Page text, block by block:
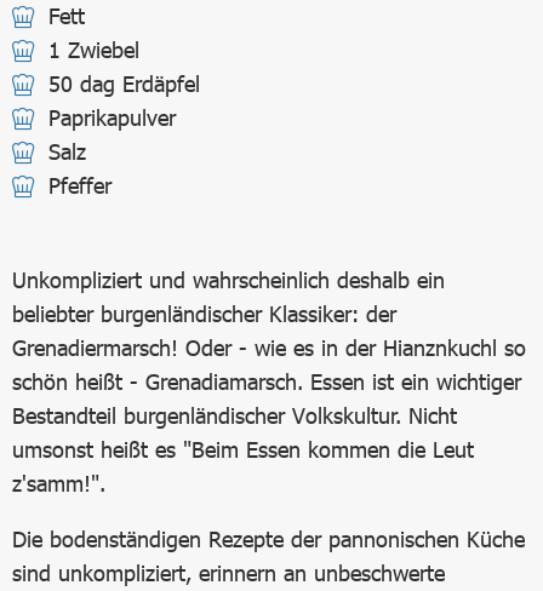
Unkompliziert und wahrscheinlich deshalb ein
beliebter burgenländischer Klassiker: der
Grenadiermarsch! Oder - wie es in der Hianznkuchl so
schön heißt - Grenadiamarsch. Essen ist ein wichtiger
Bestandteil burgenländischer Volkskultur. Nicht
umsonst heißt es "Beim Essen kommen die Leut
z'samm!".
Die bodenständigen Rezepte der pannonischen Küche
sind unkompliziert, erinnern an unbeschwerte
Fett
1 Zwiebel
50 dag Erdäpfel
Paprikapulver
Salz
Pfeffer